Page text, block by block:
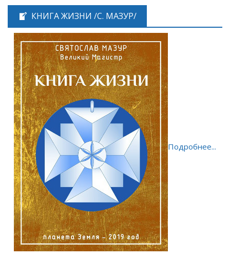
КНИГА ЖИЗНИ /С. МАЗУР/
Подробнее...